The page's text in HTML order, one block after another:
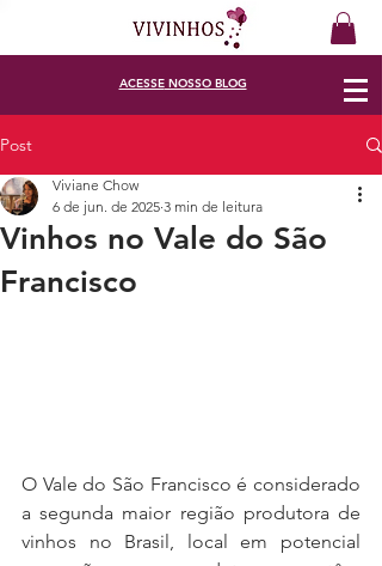
ACESSENOSSO BLOG
Post
Vinhos no Vale do São
Francisco
Viviane Chow
6 de jun. de 2025 3 min de leitura
O Vale do São Francisco é considerado
a segunda maior região produtora de
vinhos no Brasil, local em potencial